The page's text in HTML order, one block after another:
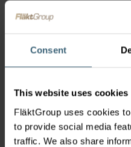
Consent
This website uses cookies
FläktGroup uses cookies
to provide social media
traffic. We also share